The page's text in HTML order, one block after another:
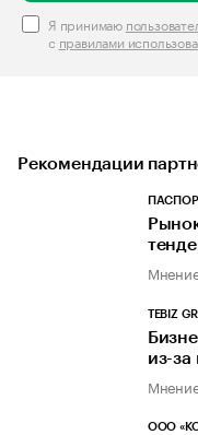
Я принимаю
с правилами
Рекомендации
TEBIZ
из-за
ООО